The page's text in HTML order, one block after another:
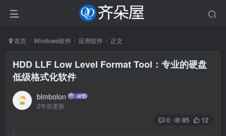
首页 Windows软件 应用软件 正文
HDD LLF Low Level Format Tool：专业的硬盘
低级格式化软件
blmbolon
2年前更新
0 85 12